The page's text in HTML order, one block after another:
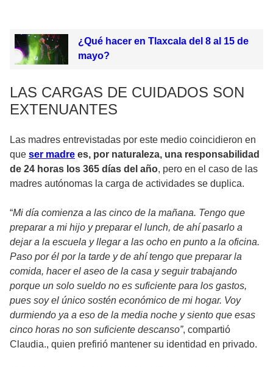
¿Qué hacer en Tlaxcala del 8 al 15 de
mayo?
LAS CARGAS DE CUIDADOS SON
EXTENUANTES
Las madres entrevistadas por este medio coincidieron en
que ser madre es, por naturaleza, una responsabilidad
de 24 horas los 365 días del año, pero en el caso de las
madres autónomas la carga de actividades se duplica.
“Mi día comienza a las cinco de la mañana. Tengo que
preparar a mi hijo y preparar el lunch, de ahí pasarlo a
dejar a la escuela y llegar a las ocho en punto a la oficina.
Paso por él por la tarde y de ahí tengo que preparar la
comida, hacer el aseo de la casa y seguir trabajando
porque un solo sueldo no es suficiente para los gastos,
pues soy el único sostén económico de mi hogar. Voy
durmiendo ya a eso de la media noche y siento que esas
cinco horas no son suficiente descanso”, compartió
Claudia., quien prefirió mantener su identidad en privado.